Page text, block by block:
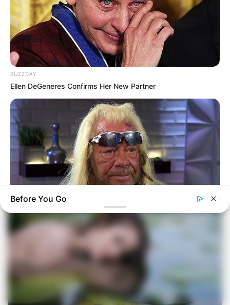
BUZZDAY
Ellen DeGeneres Confirms Her New Partner
BUZZDAY
Remember Duane? Better To Sit Down Before You See Him
Before You Go